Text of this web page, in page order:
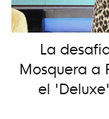
La
Mosquera a
el